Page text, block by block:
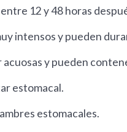
12 y 48 horas
intensos y pueden
y pueden
estomacal.
estomacales.